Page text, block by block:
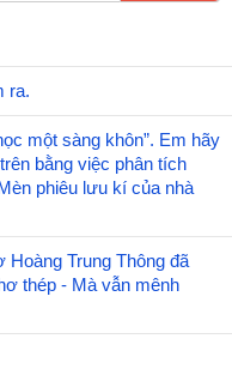
ra.
một sàng khôn”. Em hãy
bằng việc phân tích
phiêu lưu kí của nhà
Trung Thông đã
thép - Mà vẫn mênh